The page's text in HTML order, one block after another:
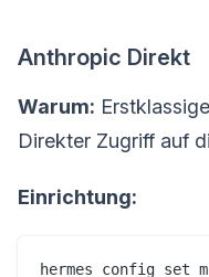
Anthropic Direkt
Warum:
Direkter Zugriff auf
Einrichtung:
hermes config set